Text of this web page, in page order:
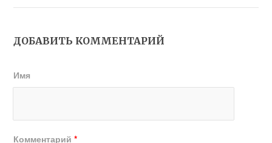
ДОБАВИТЬ КОММЕНТАРИЙ
Имя
Комментарий*